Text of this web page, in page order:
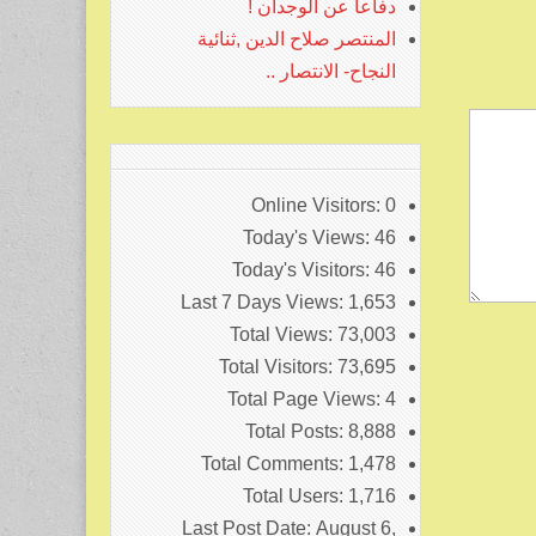
دفاعا عن الوجدان !
المنتصر صلاح الدين ,ثنائية
النجاح- الانتصار ..
Online Visitors: 0
Today's Views: 46
Today's Visitors: 46
Last 7 Days Views: 1,653
Total Views: 73,003
Total Visitors: 73,695
Total Page Views: 4
Total Posts: 8,888
Total Comments: 1,478
Total Users: 1,716
Last Post Date: August 6,